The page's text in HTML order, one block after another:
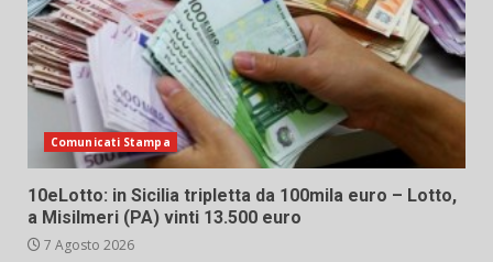
Comunicati Stampa
10eLotto: in Sicilia tripletta da 100mila euro – Lotto,
a Misilmeri (PA) vinti 13.500 euro
7 Agosto 2026